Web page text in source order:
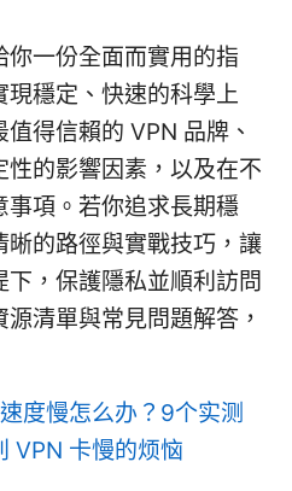
一份全面而實用的指
穩定、快速的科學上
得信賴的 VPN 品牌、
的影響因素，以及在不
事項。若你追求長期穩
晰的路徑與實戰技巧，讓
，保護隱私並順利訪問
清單與常見問題解答，
度慢怎么办？9个实测
VPN 卡慢的烦恼